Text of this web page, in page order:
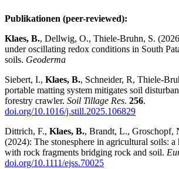
Publikationen (peer-reviewed):
Klaes, B., Dellwig, O., Thiele-Bruhn, S.
under oscillating redox conditions in South
soils. Geoderma
Siebert, I., Klaes, B., Schneider, R, Thiele-
portable matting system mitigates soil
forestry crawler. Soil Tillage Res. 256.
doi.org/10.1016/j.still.2025.106829
Dittrich, F., Klaes, B., Brandt, L., Groschopf,
(2024): The stonesphere in agricultural soils: a
with rock fragments bridging rock and soil.
doi.org/10.1111/ejss.70025